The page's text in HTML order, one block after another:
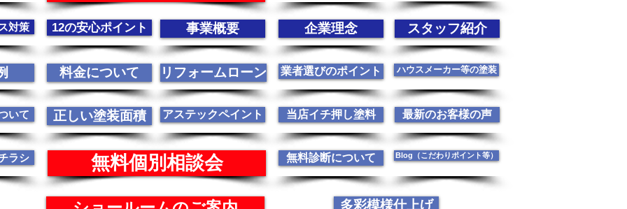
対策 12の安心ポイント 事業概要 企業理念 スタッフ紹介
料金について リフォームローン 業者選びのポイント ハウスメーカー等の塗装
いて 正しい塗装面積 アステックペイント 当店イチ押し塗料 最新のお客様の声
ラシ 無料個別相談会 無料診断について Blog（こだわりポイント等）
多彩模様仕上げ